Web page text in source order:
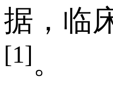
据，临
[1]。